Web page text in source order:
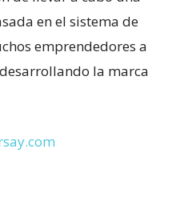
en el sistema de
emprendedores a
la marca